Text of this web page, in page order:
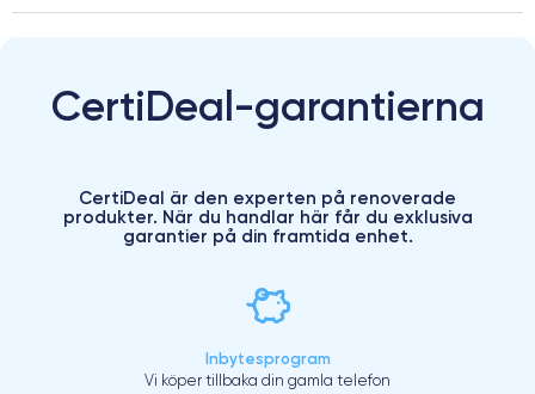
CertiDeal-garantierna
CertiDeal är den experten på renoverade
produkter. När du handlar här får du exklusiva
garantier på din framtida enhet.
Inbytesprogram
Vi köper tillbaka din gamla telefon